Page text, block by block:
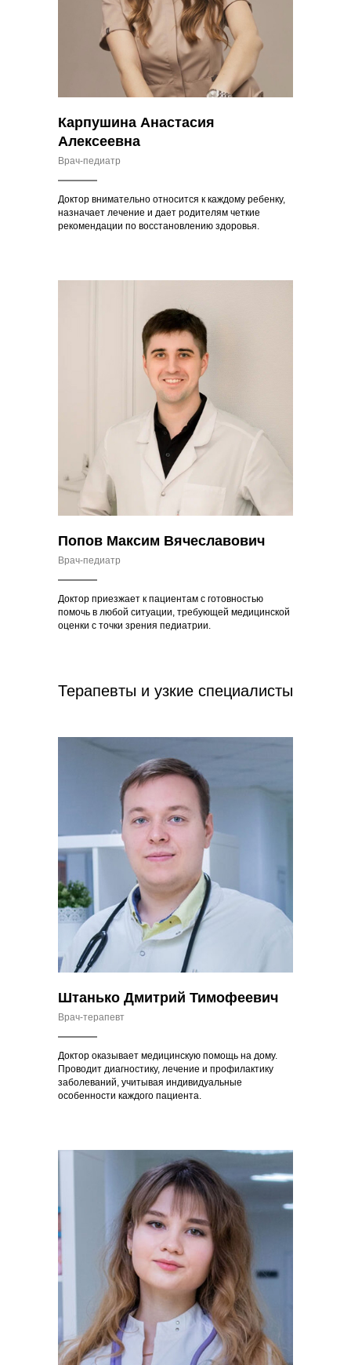
Карпушина Анастасия
Алексеевна
Врач-педиатр
Доктор внимательно относится к каждому ребенку,
назначает лечение и дает родителям четкие
рекомендации по восстановлению здоровья.
Попов Максим Вячеславович
Врач-педиатр
Доктор приезжает к пациентам с готовностью
помочь в любой ситуации, требующей медицинской
оценки с точки зрения педиатрии.
Терапевты и узкие специалисты
Штанько Дмитрий Тимофеевич
Врач-терапевт
Доктор оказывает медицинскую помощь на дому.
Проводит диагностику, лечение и профилактику
заболеваний, учитывая индивидуальные
особенности каждого пациента.